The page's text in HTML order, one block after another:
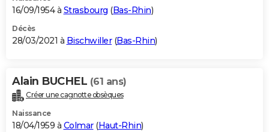
16/09/1954 à Strasbourg (Bas-Rhin)
Décès
28/03/2021 à Bischwiller(Bas-Rhin)
Alain BUCHEL (61 ans)
Créer une cagnotte obsèques
Naissance
18/04/1959 à Colmar(Haut-Rhin)